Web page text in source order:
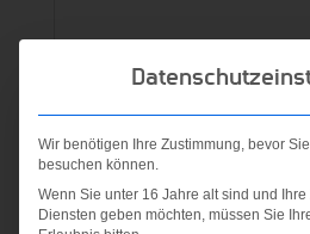
Wir benötigen Ihre Zustimmung, bevor
besuchen können.
Wenn Sie unter 16 Jahre alt sind und
Diensten geben möchten, müssen Sie